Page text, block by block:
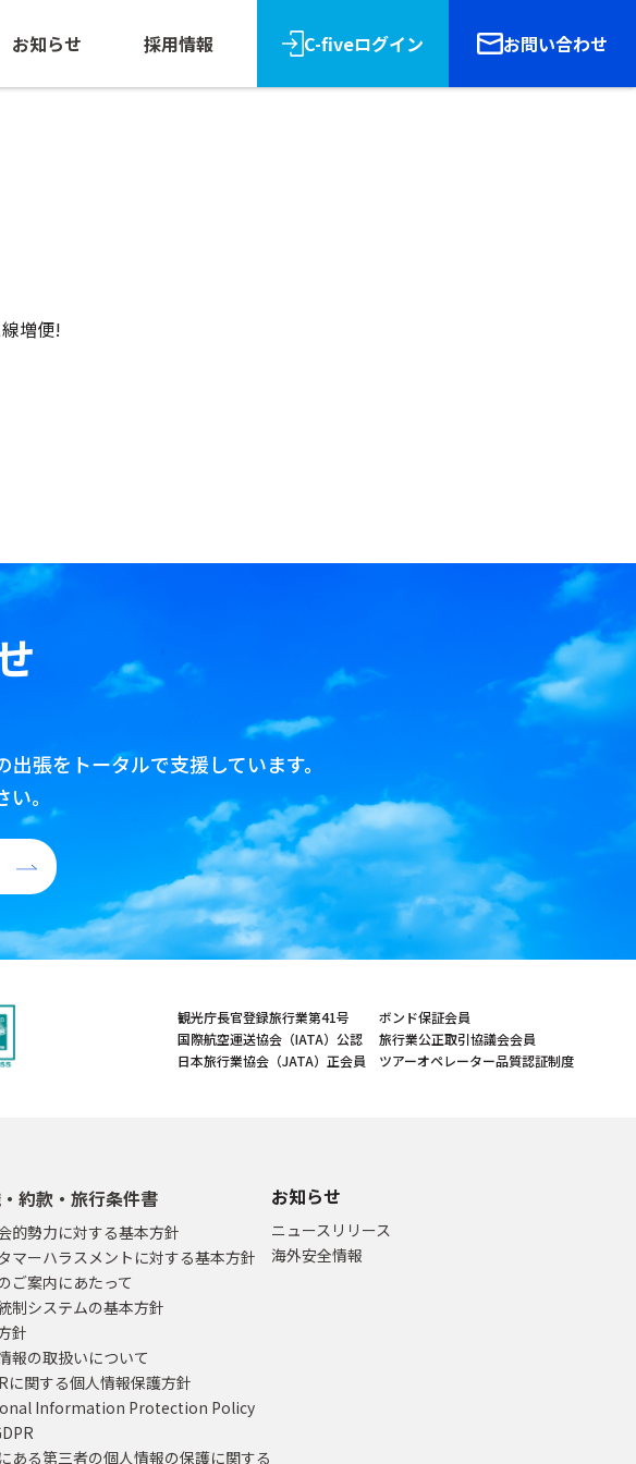
）
）
代行
プラン
お知らせ 採用情報 C-fiveログイン お問い合わせ
増便!
張をトータルで支援しています。
。
観光庁長官登録旅行業第41号
国際航空運送協会（IATA）公認
日本旅行業協会（JATA）正会員
ボンド保証会員
旅行業公正取引協議会会員
ツアーオペレーター品質認証制度
約款・旅行条件書
的勢力に対する基本方針
マーハラスメントに対する基本方針
ご案内にあたって
制システムの基本方針
針
報の取扱いについて
に関する個人情報保護方針
Information Protection Policy
ある第三者の個人情報の保護に関する
お知らせ
ニュースリリース
海外安全情報